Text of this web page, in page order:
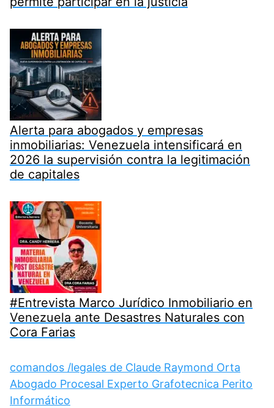
Alerta para abogados y empresas
inmobiliarias: Venezuela intensificará en
2026 la supervisión contra la legitimación
de capitales
#Entrevista Marco Jurídico Inmobiliario en
Venezuela ante Desastres Naturales con
Cora Farias
comandos /legales de Claude Raymond Orta
Abogado Procesal Experto Grafotecnica Perito
Informático